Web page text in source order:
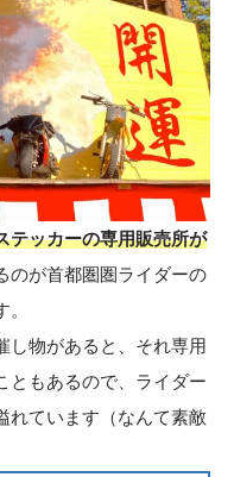
テッカーの専用販売所が
のが首都圏圏ライダーの
し物があると、それ専用
ともあるので、ライダー
れています（なんて素敵